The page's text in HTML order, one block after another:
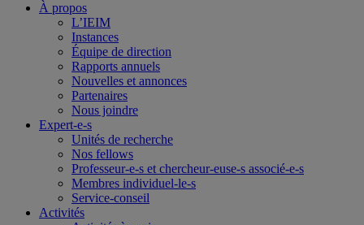
À propos
L’IEIM
Instances
Équipe de direction
Rapports annuels
Nouvelles et annonces
Partenaires
Nous joindre
Expert-e-s
Unités de recherche
Nos fellows
Professeur-e-s et chercheur-euse-s associé-e-s
Membres individuel-le-s
Service-conseil
Activités